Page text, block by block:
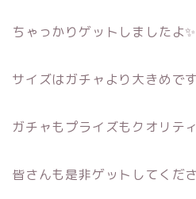
ちゃっかりゲットしましたよ✨
サイズはガチャより大きめで
ガチャもプライズもクオリテ
皆さんも是非ゲットしてくだ